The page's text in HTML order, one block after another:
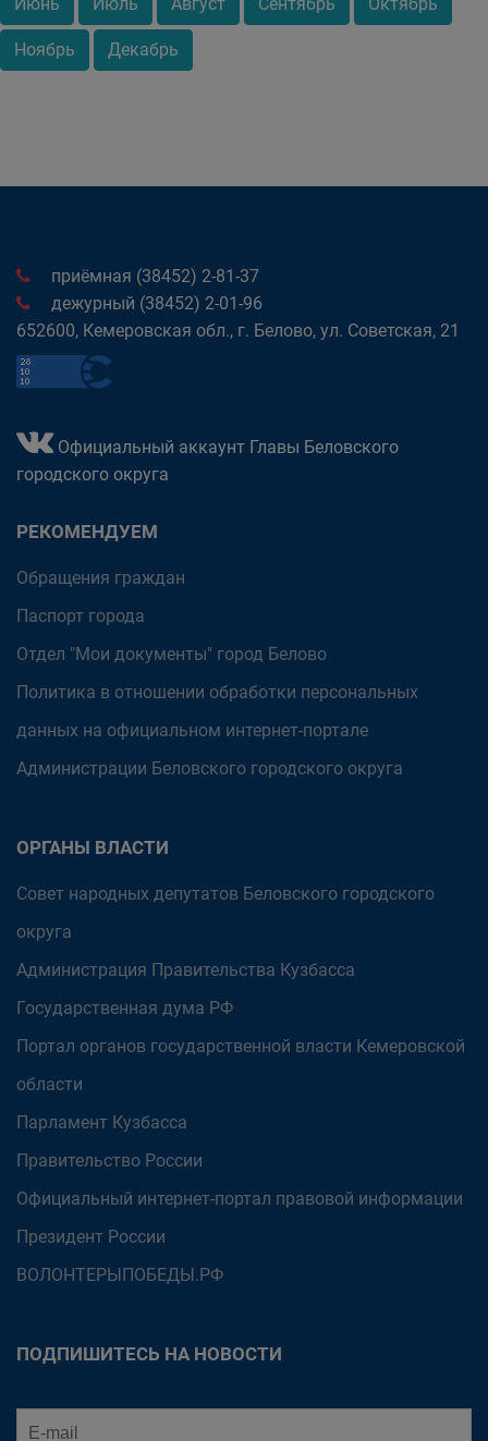
Ноябрь Декабрь
приёмная (38452) 2-81-37
дежурный (38452) 2-01-96
652600, Кемеровская обл., г. Белово, ул. Советская, 21
Официальный аккаунт Главы Беловского
городского округа
РЕКОМЕНДУЕМ
Обращения граждан
Паспорт города
Отдел "Мои документы" город Белово
Политика в отношении обработки персональных
данных на официальном интернет-портале
Администрации Беловского городского округа
ОРГАНЫ ВЛАСТИ
Совет народных депутатов Беловского городского
округа
Администрация Правительства Кузбасса
Государственная дума РФ
Портал органов государственной власти Кемеровской
области
Парламент Кузбасса
Правительство России
Официальный интернет-портал правовой информации
Президент России
ВОЛОНТЕРЫПОБЕДЫ.РФ
ПОДПИШИТЕСЬ НА НОВОСТИ